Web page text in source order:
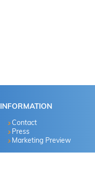
INFORMATION
Contact
Press
Marketing Preview